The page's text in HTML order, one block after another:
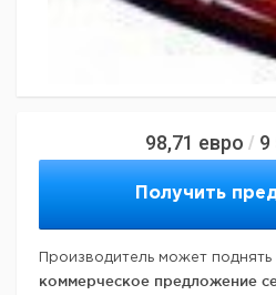
98,71 евро / 9
Получить
Производитель может
коммерческое предложение